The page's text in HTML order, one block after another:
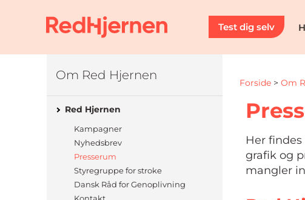
Test dig selv
Forside > Om
Her
grafik og
mangler
Om Red Hjernen
Red Hjernen
Kampagner
Nyhedsbrev
Presserum
Styregruppe for stroke
Dansk Råd for Genoplivning